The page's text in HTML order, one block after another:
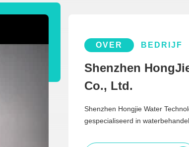
OVER BEDRIJF
Shenzhen
Co., Ltd.
Shenzhen Hongjie Water
gespecialiseerd in